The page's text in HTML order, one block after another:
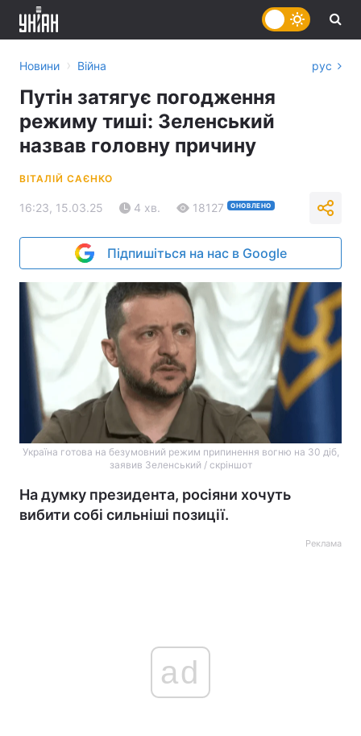
Новини › Війна рус
Путін затягує погодження
режиму тиші: Зеленський
назвав головну причину
ВІТАЛІЙ САЄНКО
16:23, 15.03.25 4 хв. 18127 ОНОВЛЕНО
Підпишіться на нас в Google
Україна готова на безумовний режим припинення вогню на 30 діб,
заявив Зеленський / скріншот
На думку президента, росіяни хочуть
вибити собі сильніші позиції.
Реклама
ad